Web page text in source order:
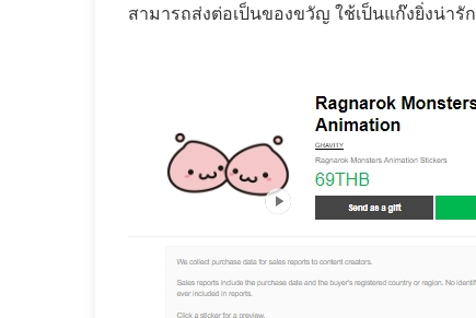
สามารถส่งต่อเป็นของขวัญ ใช้เป็นแก๊งยิ่งน่ารัก